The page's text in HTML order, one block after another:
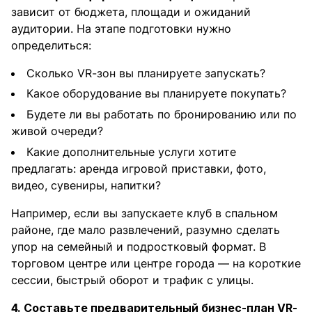
зависит от бюджета, площади и ожиданий
аудитории. На этапе подготовки нужно
определиться:
Сколько VR-зон вы планируете запускать?
Какое оборудование вы планируете покупать?
Будете ли вы работать по бронированию или по
живой очереди?
Какие дополнительные услуги хотите
предлагать: аренда игровой приставки, фото,
видео, сувениры, напитки?
Например, если вы запускаете клуб в спальном
районе, где мало развлечений, разумно сделать
упор на семейный и подростковый формат. В
торговом центре или центре города — на короткие
сессии, быстрый оборот и трафик с улицы.
4. Составьте предварительный бизнес-план VR-